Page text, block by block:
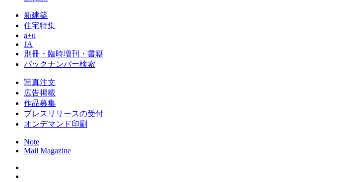
新建築
住宅特集
a+u
JA
別冊・臨時増刊・書籍
バックナンバー検索
写真注文
広告掲載
作品募集
プレスリリースの受付
オンデマンド印刷
Note
Mail Magazine